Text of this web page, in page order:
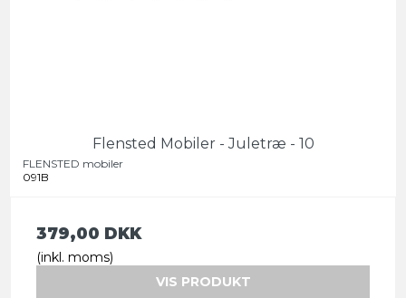
Flensted Mobiler - Juletræ - 10
FLENSTED mobiler
091B
379,00 DKK
(inkl. moms)
VIS PRODUKT